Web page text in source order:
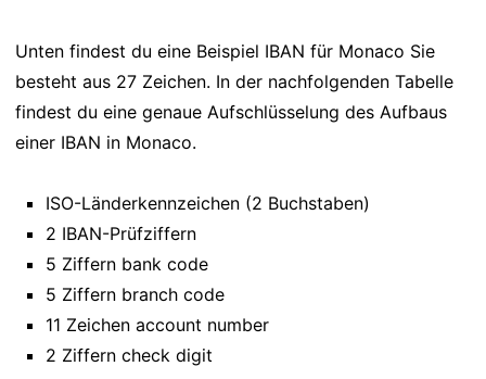
Unten findest du eine Beispiel IBAN für Monaco Sie
besteht aus 27 Zeichen. In der nachfolgenden Tabelle
findest du eine genaue Aufschlüsselung des Aufbaus
einer IBAN in Monaco.
ISO-Länderkennzeichen (2 Buchstaben)
2 IBAN-Prüfziffern
5 Ziffern bank code
5 Ziffern branch code
11 Zeichen account number
2 Ziffern check digit